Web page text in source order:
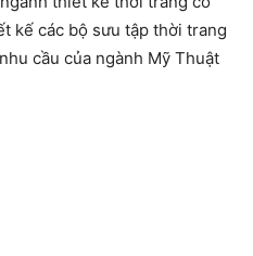
kế các bộ sưu tập thời trang
cầu của ngành Mỹ Thuật